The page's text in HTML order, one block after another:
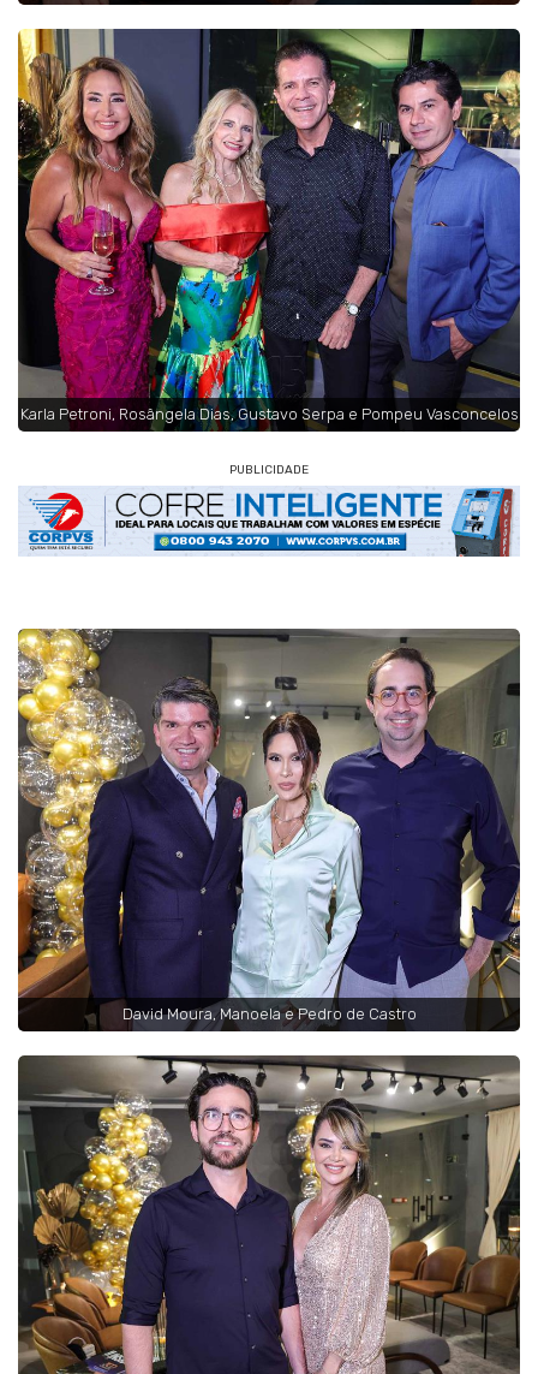
Karla Petroni, Rosângela Dias, Gustavo Serpa e Pompeu Vasconcelos
PUBLICIDADE
David Moura, Manoela e Pedro de Castro